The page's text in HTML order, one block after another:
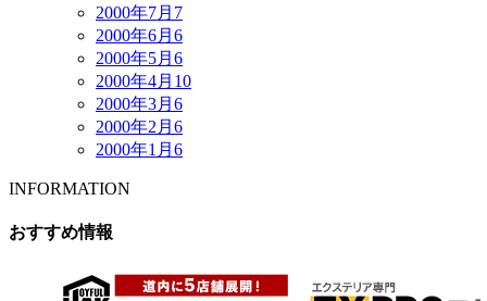
2000年7月 7
2000年6月 6
2000年5月 6
2000年4月 10
2000年3月 6
2000年2月 6
2000年1月 6
INFORMATION
おすすめ情報